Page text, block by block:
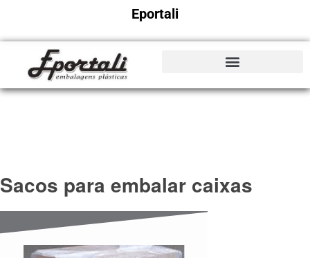
Sacos para embalar caixas
Eportali